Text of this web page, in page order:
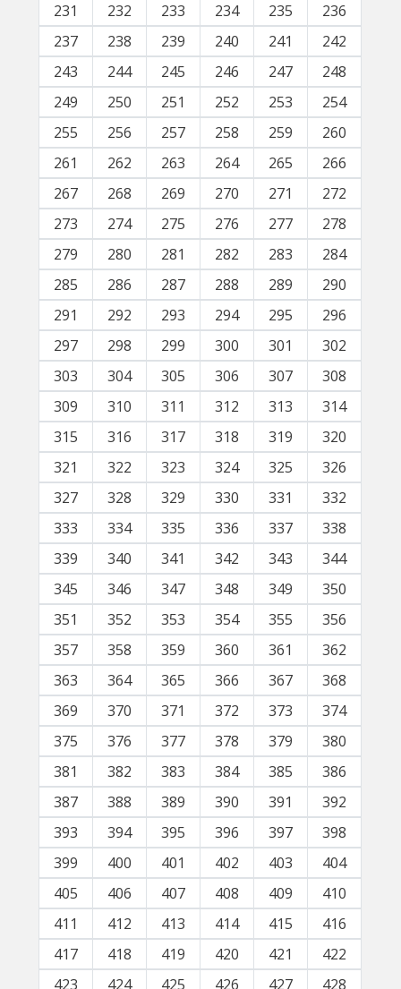
231
232 233 234 235
236
237
238 239 240 241
242
243
244 245 246 247
248
249
250 251 252 253
254
255
256 257 258 259
260
261
262 263 264 265
266
267
268 269 270 271
272
273
274 275 276 277
278
279
280 281 282 283
284
285
286 287 288 289
290
291
292 293 294 295
296
297
298 299 300 301
302
303
304 305 306 307
308
309
310 311 312 313
314
315
316 317 318 319
320
321
322 323 324 325
326
327
328 329 330 331
332
333
334 335 336 337
338
339
340 341 342 343
344
345
346 347 348 349
350
351
352 353 354 355
356
357
358 359 360 361
362
363
364 365 366 367
368
369
370 371 372 373
374
375
376 377 378 379
380
381
382 383 384 385
386
387
388 389 390 391
392
393
394 395 396 397
398
399
400 401 402 403
404
405
406 407 408 409
410
411
412 413 414 415
416
417
418 419 420 421
422
423
424 425 426 427 428